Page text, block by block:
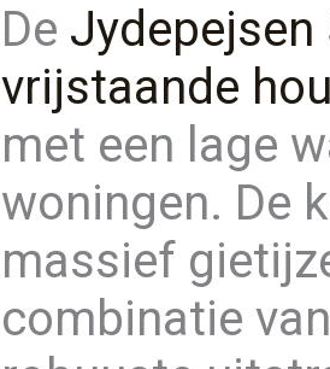
De Jydepejsen
vrijstaande
met een lage
woningen. De
massief
combinatie